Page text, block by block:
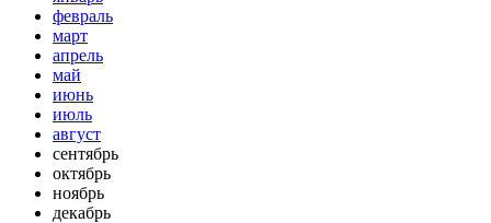
февраль
март
апрель
май
июнь
июль
август
сентябрь
октябрь
ноябрь
декабрь